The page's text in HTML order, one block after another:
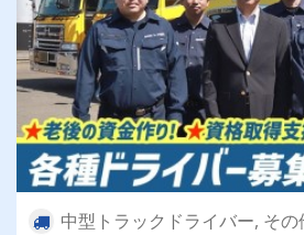
中型トラックドライバー, その